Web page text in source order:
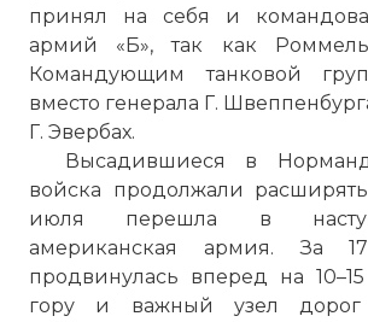
принял на себя и
армий «Б», так как
Командующим танковой
вместо генерала Г.
Г. Эвербах.
Высадившиеся в
войска продолжали
июля перешла в
американская армия. За
продвинулась вперед на
гору и важный узел